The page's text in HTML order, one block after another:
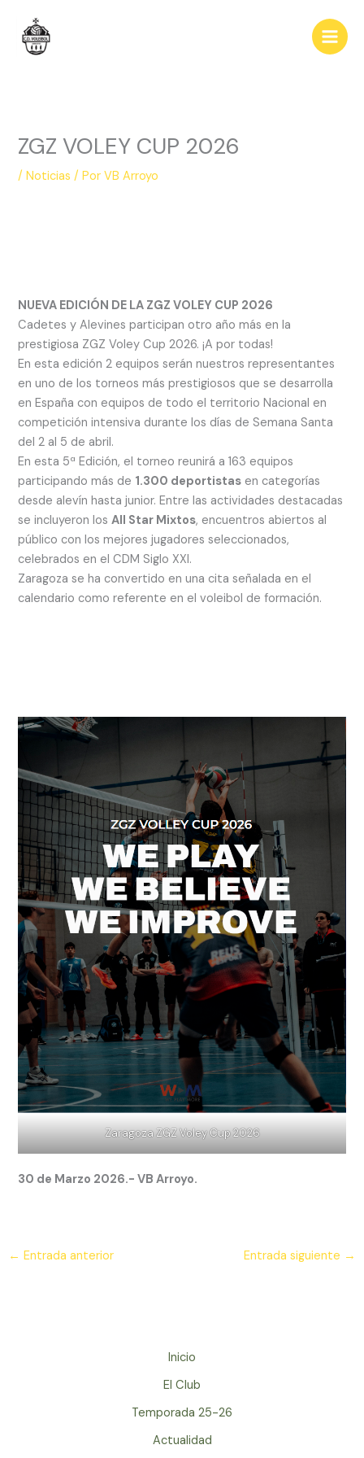
contenido
ZGZ VOLEY CUP 2026
/Noticias / PorVB Arroyo
NUEVA EDICIÓN DE LA ZGZ VOLEY CUP 2026
Cadetes y Alevines participan otro año más en la
prestigiosa ZGZ Voley Cup 2026. ¡A por todas!
En esta edición 2 equipos serán nuestros representantes
en uno de los torneos más prestigiosos que se desarrolla
en España con equipos de todo el territorio Nacional en
competición intensiva durante los días de Semana Santa
del 2 al 5 de abril.
En esta 5ª Edición, el torneo reunirá a 163 equipos
participando más de 1.300 deportistas en categorías
desde alevín hasta junior. Entre las actividades destacadas
se incluyeron losAll Star Mixtos, encuentros abiertos al
público con los mejores jugadores seleccionados,
celebrados en el CDM Siglo XXI.
Zaragoza se ha convertido en una cita señalada en el
calendario como referente en el voleibol de formación.
Zaragoza ZGZ Voley Cup 2026
30 de Marzo 2026.- VB Arroyo.
← Entrada anterior Entrada siguiente →
Inicio
El Club
Temporada 25-26
Actualidad